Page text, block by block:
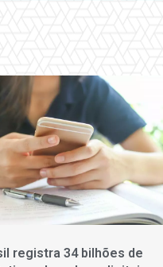
registra 34 bilhões de